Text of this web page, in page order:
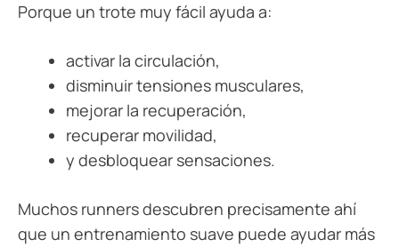
Porque un trote muy fácil ayuda a:
activar la circulación,
disminuir tensiones musculares,
mejorar la recuperación,
recuperar movilidad,
y desbloquear sensaciones.
Muchos runners descubren precisamente ahí
que un entrenamiento suave puede ayudar más